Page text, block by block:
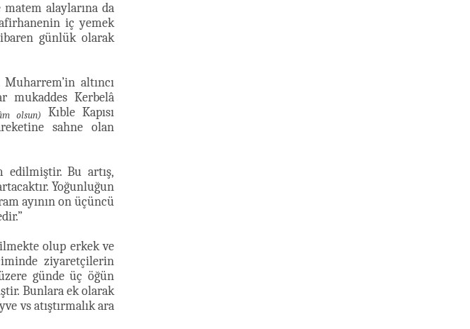
alaylarına da
iç yemek
günlük olarak
altıncı
mukaddes Kerbelâ
olsun)
Kıble Kapısı
sahne olan
edilmiştir. Bu artış,
Yoğunluğun
ayının on üçüncü
olup erkek ve
ziyaretçilerin
günde üç öğün
Bunlara ek olarak
vs atıştırmalık ara